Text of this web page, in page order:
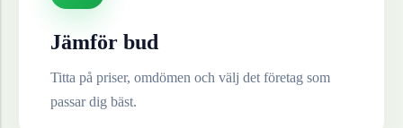
Jämför bud
Titta på priser, omdömen och välj det företag som
passar dig bäst.